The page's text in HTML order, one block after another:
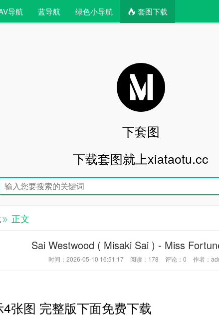
导航 蓝导航 绿色小导航 套图下载
下套图
下载套图就上xiataotu.cc
正文
Sai Westwood ( Misaki Sai ) - Miss
时间：2026-05-10 16:51:17 阅读： 178 评论： 0 作者：
张图 完整版下面免费下载